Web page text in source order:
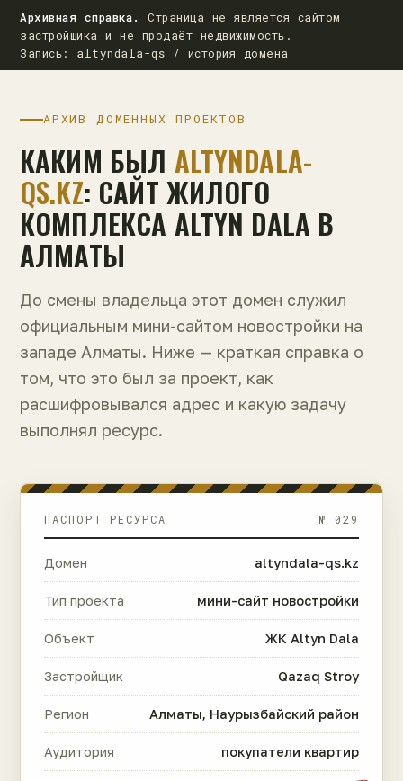
Архивная справка.
Страница не является сайтом
застройщика и не продаёт недвижимость.
Запись: altyndala-qs / история домена
АРХИВ ДОМЕННЫХ ПРОЕКТОВ
КАКИМ БЫЛ ALTYNDALA-
QS.KZ: САЙТ ЖИЛОГО
КОМПЛЕКСА ALTYN DALA В
АЛМАТЫ
До смены владельца этот домен служил
официальным мини-сайтом новостройки на
западе Алматы. Ниже — краткая справка о
том, что это был за проект, как
расшифровывался адрес и какую задачу
выполнял ресурс.
ПАСПОРТ РЕСУРСА № 029
Домен altyndala-qs.kz
Тип проекта мини-сайт новостройки
Объект ЖК Altyn Dala
Застройщик Qazaq Stroy
Регион Алматы, Наурызбайский район
Аудитория покупатели квартир